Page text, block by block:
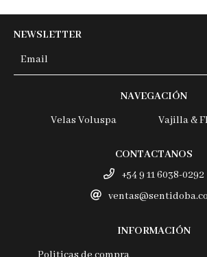
NEWSLETTER
NAVEGACIÓN
Velas Voluspa
Vajilla &
CONTACTANOS
+54 9 11 6038-0292
INFORMACIÓN